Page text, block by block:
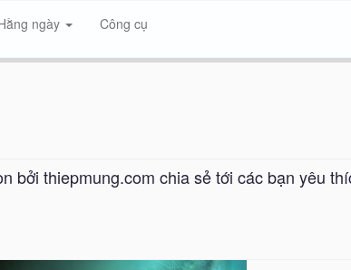
ngày Công cụ
bởi thiepmung.com chia sẻ tới các bạn yêu